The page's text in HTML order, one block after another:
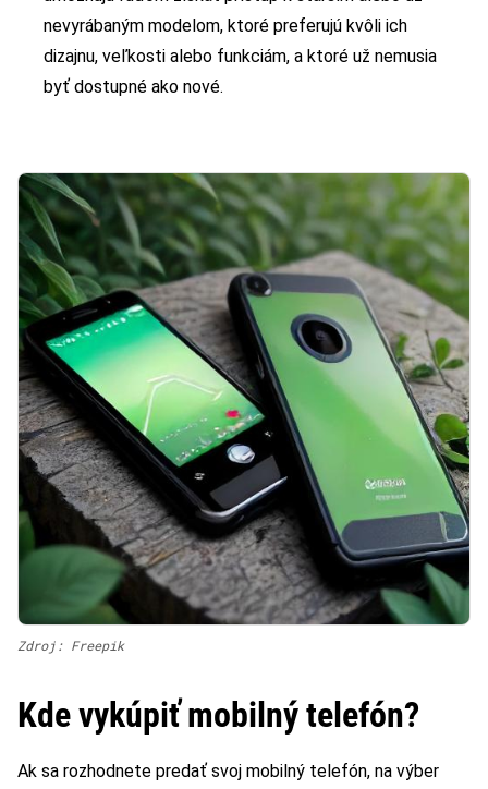
nevyrábaným modelom, ktoré preferujú kvôli ich
dizajnu, veľkosti alebo funkciám, a ktoré už nemusia
byť dostupné ako nové.
Zdroj: Freepik
Kde vykúpiť mobilný telefón?
Ak sa rozhodnete predať svoj mobilný telefón, na výber